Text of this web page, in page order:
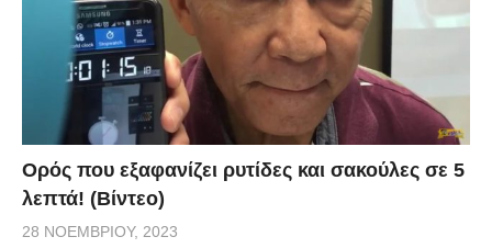
Ορός που εξαφανίζει ρυτίδες και σακούλες σε 5
λεπτά! (Βίντεο)
28 ΝΟΕΜΒΡΊΟΥ, 2023